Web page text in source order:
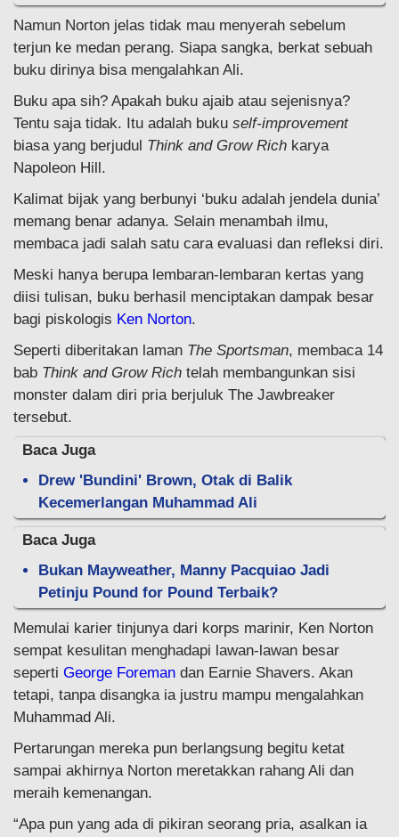
Namun Norton jelas tidak mau menyerah sebelum
terjun ke medan perang. Siapa sangka, berkat sebuah
buku dirinya bisa mengalahkan Ali.
Buku apa sih? Apakah buku ajaib atau sejenisnya?
Tentu saja tidak. Itu adalah buku self-improvement
biasa yang berjudul Think and Grow Rich karya
Napoleon Hill.
Kalimat bijak yang berbunyi ‘buku adalah jendela dunia’
memang benar adanya. Selain menambah ilmu,
membaca jadi salah satu cara evaluasi dan refleksi diri.
Meski hanya berupa lembaran-lembaran kertas yang
diisi tulisan, buku berhasil menciptakan dampak besar
bagi piskologis Ken Norton.
Seperti diberitakan laman The Sportsman, membaca 14
bab Think and Grow Rich telah membangunkan sisi
monster dalam diri pria berjuluk The Jawbreaker
tersebut.
Baca Juga
Drew 'Bundini' Brown, Otak di Balik
Kecemerlangan Muhammad Ali
Baca Juga
Bukan Mayweather, Manny Pacquiao Jadi
Petinju Pound for Pound Terbaik?
Memulai karier tinjunya dari korps marinir, Ken Norton
sempat kesulitan menghadapi lawan-lawan besar
seperti George Foreman dan Earnie Shavers. Akan
tetapi, tanpa disangka ia justru mampu mengalahkan
Muhammad Ali.
Pertarungan mereka pun berlangsung begitu ketat
sampai akhirnya Norton meretakkan rahang Ali dan
meraih kemenangan.
“Apa pun yang ada di pikiran seorang pria, asalkan ia